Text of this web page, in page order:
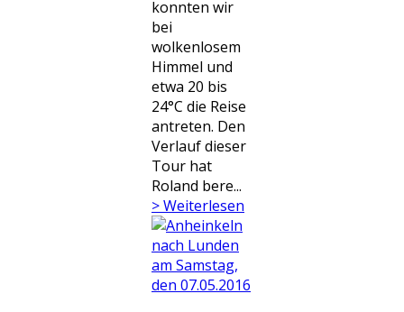
konnten wir
bei
wolkenlosem
Himmel und
etwa 20 bis
24°C die Reise
antreten. Den
Verlauf dieser
Tour hat
Roland bere...
> Weiterlesen